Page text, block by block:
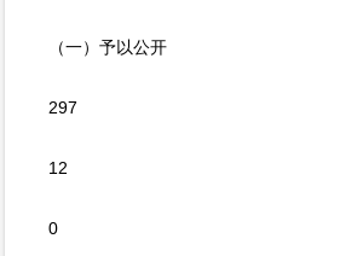
（一）予以公开
297
12
0